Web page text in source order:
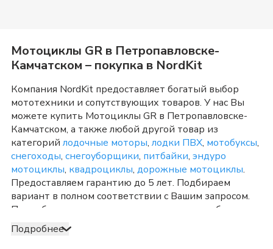
Мотоциклы GR в Петропавловске-
Камчатском – покупка в NordKit
Компания NordKit предоставляет богатый выбор
мототехники и сопутствующих товаров. У нас Вы
можете купить Мотоциклы GR в Петропавловске-
Камчатском, а также любой другой товар из
категорий лодочные моторы, лодки ПВХ, мотобуксы,
снегоходы, снегоуборщики, питбайки, эндуро
мотоциклы, квадроциклы, дорожные мотоциклы.
Предоставляем гарантию до 5 лет. Подбираем
вариант в полном соответствии с Вашим запросом.
Подробно консультируем и отвечаем на любые
вопросы по телефону и в шоу-руме в
Петропавловске-Камчатском
Подробнее